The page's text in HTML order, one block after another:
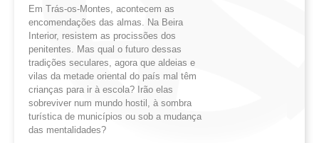
Em Trás-os-Montes, acontecem as
encomendações das almas. Na Beira
Interior, resistem as procissões dos
penitentes. Mas qual o futuro dessas
tradições seculares, agora que aldeias e
vilas da metade oriental do país mal têm
crianças para ir à escola? Irão elas
sobreviver num mundo hostil, à sombra
turística de municípios ou sob a mudança
das mentalidades?